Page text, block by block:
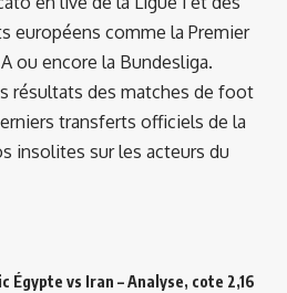
européens comme la Premier
ou encore la Bundesliga.
résultats des matches de foot
transferts officiels de la
insolites sur les acteurs du
Égypte vs Iran – Analyse, cote 2,16